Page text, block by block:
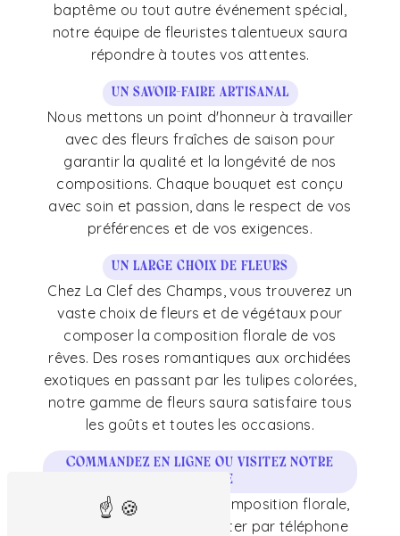
baptême ou tout autre événement spécial,
notre équipe de fleuristes talentueux saura
répondre à toutes vos attentes.
Un savoir-faire artisanal
Nous mettons un point d'honneur à travailler
avec des fleurs fraîches de saison pour
garantir la qualité et la longévité de nos
compositions. Chaque bouquet est conçu
avec soin et passion, dans le respect de vos
préférences et de vos exigences.
Un large choix de fleurs
Chez La Clef des Champs, vous trouverez un
vaste choix de fleurs et de végétaux pour
composer la composition florale de vos
rêves. Des roses romantiques aux orchidées
exotiques en passant par les tulipes colorées,
notre gamme de fleurs saura satisfaire tous
les goûts et toutes les occasions.
Commandez en ligne ou visitez notre
boutique
Pour commander votre composition florale,
vous pouvez nous contacter par téléphone